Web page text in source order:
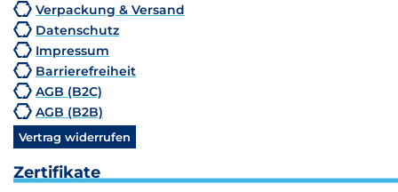
Verpackung & Versand
Datenschutz
Impressum
Barrierefreiheit
AGB (B2C)
AGB (B2B)
Vertrag widerrufen
Zertifikate